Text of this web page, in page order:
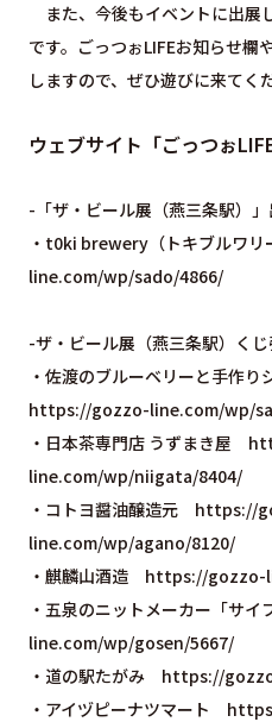
また、今後もイベントに出展
です。ごっつぉLIFEお知らせ欄
しますので、ぜひ遊びに来てく
ウェブサイト「ごっつぉ
-「ザ・ビール展（燕三条駅）
・t0ki brewery（トキブルワ
line.com/wp/sado/4866/
-ザ・ビール展（燕三条駅）く
・佐渡のブルーベリーと手作り
https://gozzo-line.com/wp/
・日本茶専門店 うずまき屋
line.com/wp/niigata/8404/
・コトヨ醤油醸造元 https://
line.com/wp/agano/8120/
・麒麟山酒造 https://gozzo-
・五泉のニットメーカー「サイ
line.com/wp/gosen/5667/
・道の駅たがみ https://
・アイヅピーナツマート